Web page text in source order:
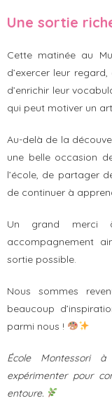
Une sortie
Cette matinée au
d’exercer leur
d’enrichir leur
qui peut motiver un
Au-delà de la
une belle occasion
l’école, de partager
de continuer à
Un grand merci
accompagnement
sortie possible.
Nous sommes
beaucoup
parmi nous !
École Montessori
expérimenter pour
entoure.